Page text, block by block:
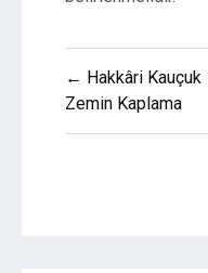
Yazı
gezinmesi
← Hakkâri Kauçuk
Zemin Kaplama